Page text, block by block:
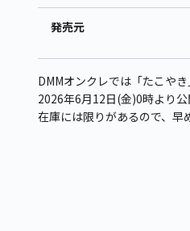
発売元
DMMオンクレでは「たこや
2026年6月12日(金)0時より公
在庫には限りがあるので、早